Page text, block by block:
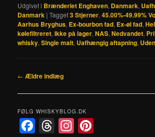
Udgivet i Brænderiet Enghaven, Danmark,
Danmark |Tagget3 Stjerner,45.00%-49.99%
Aarhus Bryghus, Ex-bourbon fad, Ex-øl fad,
kølefiltreret,Ikke på lager,NAS,Nedvandet,
whisky,Single malt, Uafhængig aftapning,
Indlægsnavigation
← Ældre indlæg
FØLG WHISKYBLOG.DK